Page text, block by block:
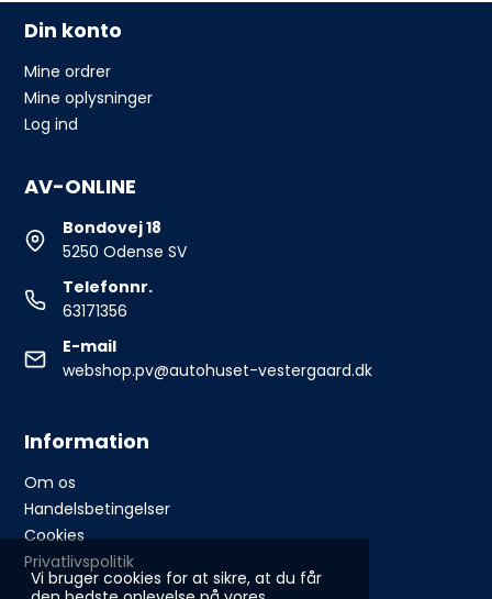
Vi bruger cookies for at sikre, at du får
Din konto
Mine ordrer
Mine oplysninger
Log ind
AV-ONLINE
Bondovej 18
5250 Odense SV
Telefonnr.
63171356
E-mail
webshop.pv@autohuset-vestergaard.dk
Information
Om os
Handelsbetingelser
Cookies
Privatlivspolitik